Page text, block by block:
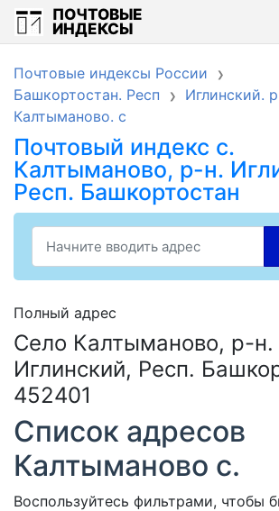
ПОЧТОВЫЕ
ИНДЕКСЫ
Почтовые индексы России
Башкортостан. Респ
Иглинский.
Калтыманово. с
Почтовый индекс с.
Калтыманово, р-н.
Респ. Башкортостан
Полный адрес
Село Калтыманово, р-н.
Иглинский, Респ.
452401
Список адресов
Калтыманово с.
Воспользуйтесь фильтрами, чтобы